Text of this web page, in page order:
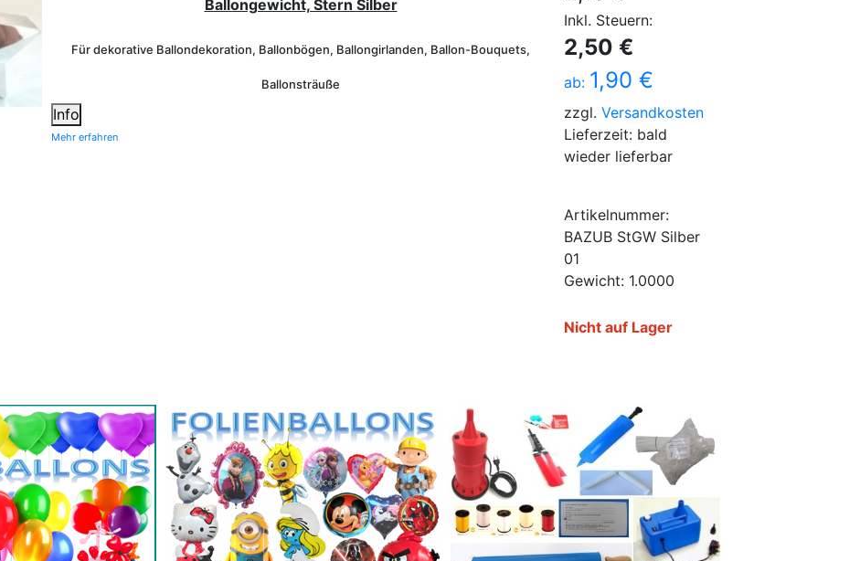
Ballongewicht, Stern Silber
Für dekorative Ballondekoration, Ballonbögen, Ballongirlanden, Ballon-Bouquets,
Ballonsträuße
Info
Mehr erfahren
Inkl. Steuern:
2,50 €
ab: 1,90 €
zzgl. Versandkosten
Lieferzeit: bald
wieder lieferbar
Artikelnummer:
BAZUB StGW Silber
01
Gewicht: 1.0000
Nicht auf Lager